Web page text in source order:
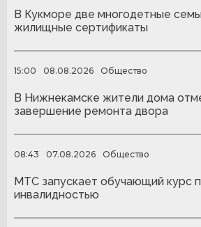
В Кукморе две многодетные
жилищные сертификаты
15:00 08.08.2026 Общество
В Нижнекамске жители дома
завершение ремонта двора
08:43 07.08.2026 Общество
МТС запускает обучающий курс
инвалидностью